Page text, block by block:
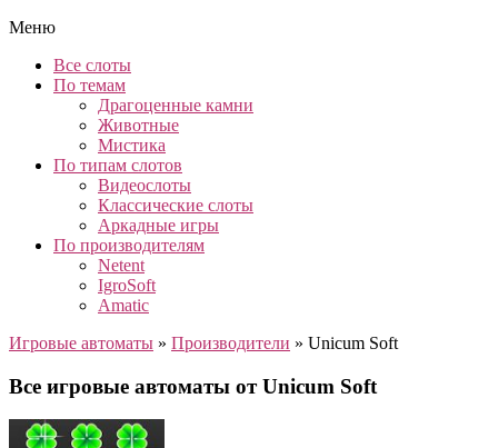
Меню
Все слоты
По темам
Драгоценные камни
Животные
Мистика
По типам слотов
Видеослоты
Классические слоты
Аркадные игры
По производителям
Netent
IgroSoft
Amatic
Игровые автоматы » Производители » Unicum Soft
Все игровые автоматы от Unicum Soft